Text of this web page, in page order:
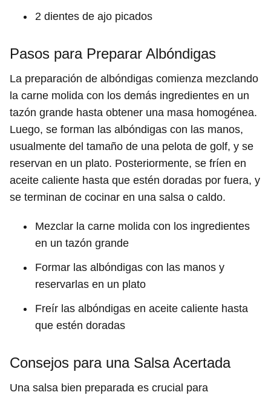
2 dientes de ajo picados
Pasos para Preparar Albóndigas
La preparación de albóndigas comienza mezclando
la carne molida con los demás ingredientes en un
tazón grande hasta obtener una masa homogénea.
Luego, se forman las albóndigas con las manos,
usualmente del tamaño de una pelota de golf, y se
reservan en un plato. Posteriormente, se fríen en
aceite caliente hasta que estén doradas por fuera, y
se terminan de cocinar en una salsa o caldo.
Mezclar la carne molida con los ingredientes
en un tazón grande
Formar las albóndigas con las manos y
reservarlas en un plato
Freír las albóndigas en aceite caliente hasta
que estén doradas
Consejos para una Salsa Acertada
Una salsa bien preparada es crucial para